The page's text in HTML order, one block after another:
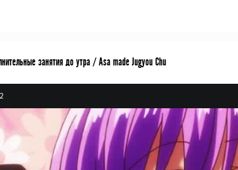
занятия до утра / Asa made Jugyou Chu